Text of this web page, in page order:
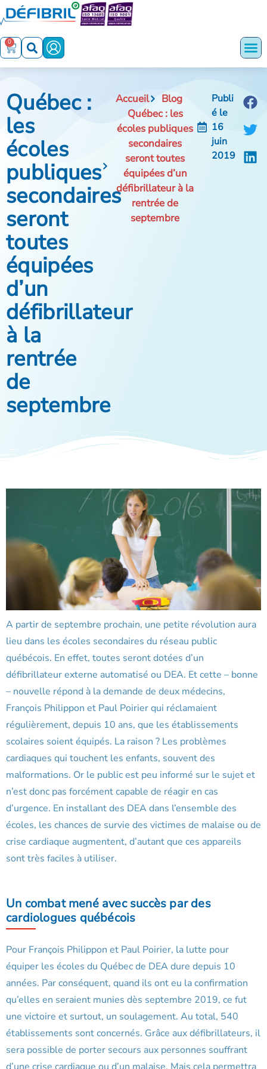
0
Québec :
les
écoles
publiques
secondaires
seront
toutes
équipées
d’un
défibrillateur
à la
rentrée
de
septembre
Accueil
Blog
Québec : les
écoles publiques
secondaires
seront toutes
équipées d’un
défibrillateur à la
rentrée de
septembre
Publi
é le
16
juin
2019
A partir de septembre prochain, une petite révolution aura
lieu dans les écoles secondaires du réseau public
québécois. En effet, toutes seront dotées d’un
défibrillateur externe automatisé ou DEA. Et cette – bonne
– nouvelle répond à la demande de deux médecins,
François Philippon et Paul Poirier qui réclamaient
régulièrement, depuis 10 ans, que les établissements
scolaires soient équipés. La raison ? Les problèmes
cardiaques qui touchent les enfants, souvent des
malformations. Or le public est peu informé sur le sujet et
n’est donc pas forcément capable de réagir en cas
d’urgence. En installant des DEA dans l’ensemble des
écoles, les chances de survie des victimes de malaise ou de
crise cardiaque augmentent, d’autant que ces appareils
sont très faciles à utiliser.
Un combat mené avec succès par des
cardiologues québécois
Pour François Philippon et Paul Poirier, la lutte pour
équiper les écoles du Québec de DEA dure depuis 10
années. Par conséquent, quand ils ont eu la confirmation
qu’elles en seraient munies dès septembre 2019, ce fut
une victoire et surtout, un soulagement. Au total, 540
établissements sont concernés. Grâce aux défibrillateurs, il
sera possible de porter secours aux personnes souffrant